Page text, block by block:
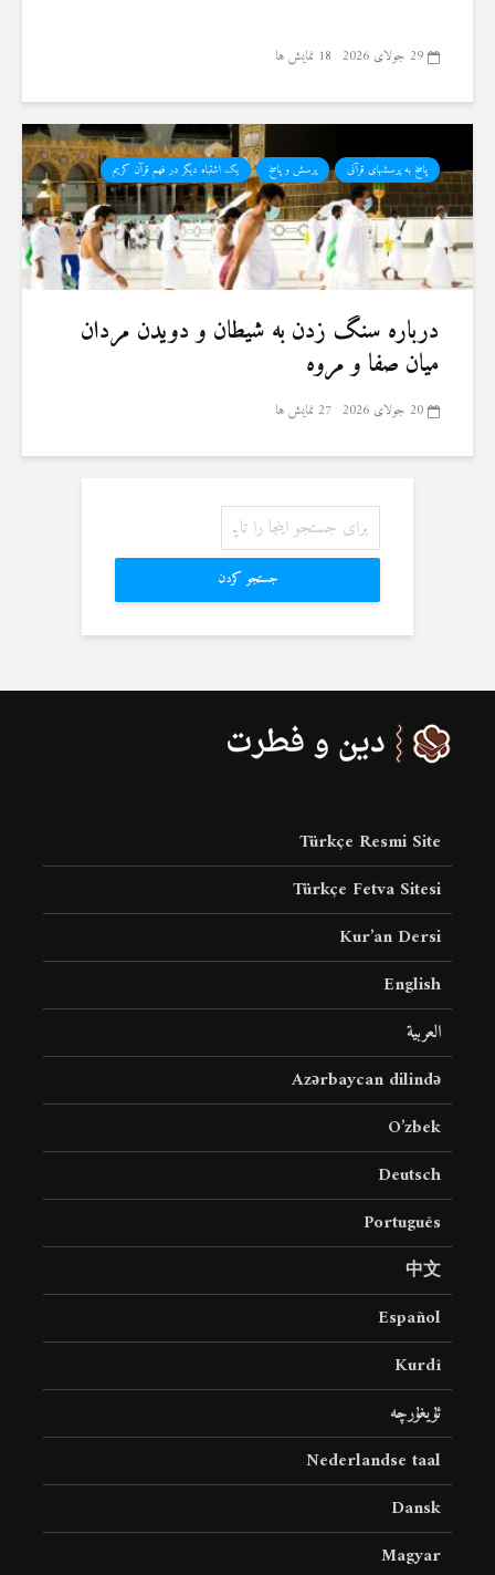
29 جولای 2026 18 نمایش ها
پاسخ به پرسشهای قرآنی پرسش و پاسخ یک اشتباه دیگر در فهم قرآن کریم
درباره سنگ زدن به شیطان و دویدن مردان
میان صفا و مروه
20 جولای 2026 27 نمایش ها
جستجو کردن
Türkçe Resmi Site
Türkçe Fetva Sitesi
Kur’an Dersi
English
العربية
Azərbaycan dilində
O’zbek
Deutsch
Português
中文
Español
Kurdî
ئۇيغۇرچە
Nederlandse taal
Dansk
Magyar